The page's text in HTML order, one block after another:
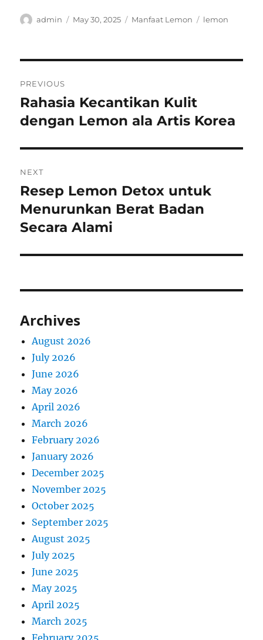
Author
admin
Posted
May 30, 2025 Categories
Manfaat Lemon Tags
lemon
navigation
PREVIOUS
Previous
post:
Rahasia Kecantikan Kulit
dengan Lemon ala Artis Korea
NEXT
Next
post:
Resep Lemon Detox untuk
Menurunkan Berat Badan
Secara Alami
Archives
August 2026
July 2026
June 2026
May 2026
April 2026
March 2026
February 2026
January 2026
December 2025
November 2025
October 2025
September 2025
August 2025
July 2025
June 2025
May 2025
April 2025
March 2025